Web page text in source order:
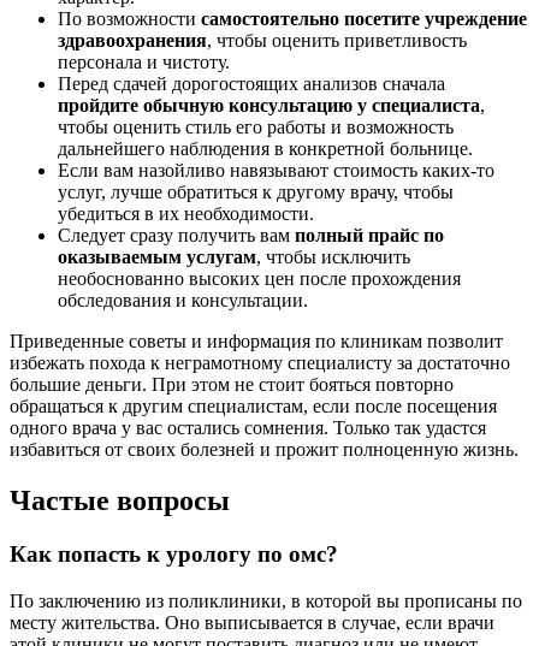
По возможности самостоятельно посетите учреждение
здравоохранения, чтобы оценить приветливость
персонала и чистоту.
Перед сдачей дорогостоящих анализов сначала
пройдите обычную консультацию у специалиста,
чтобы оценить стиль его работы и возможность
дальнейшего наблюдения в конкретной больнице.
Если вам назойливо навязывают стоимость каких-то
услуг, лучше обратиться к другому врачу, чтобы
убедиться в их необходимости.
Следует сразу получить вам полный прайс по
оказываемым услугам, чтобы исключить
необоснованно высоких цен после прохождения
обследования и консультации.
Приведенные советы и информация по клиникам позволит
избежать похода к неграмотному специалисту за достаточно
большие деньги. При этом не стоит бояться повторно
обращаться к другим специалистам, если после посещения
одного врача у вас остались сомнения. Только так удастся
избавиться от своих болезней и прожит полноценную жизнь.
Частые вопросы
Как попасть к урологу по омс?
По заключению из поликлиники, в которой вы прописаны по
месту жительства. Оно выписывается в случае, если врачи